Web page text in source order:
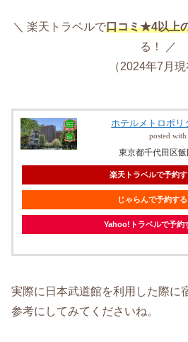
＼ 楽天トラベルで口コミ★4以上
る！ ／
（2024年7月現
ホテルメトロポ
posted with
東京都千代田区
楽天トラベルで予約す
じゃらんで予約する
Yahoo!トラベルで予約
実際に日本武道館を利用した際に
参考にしてみてくださいね。